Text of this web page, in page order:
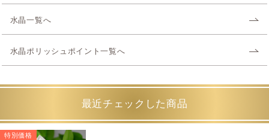
水晶一覧へ
水晶ポリッシュポイント一覧へ
最近チェックした商品
特別価格